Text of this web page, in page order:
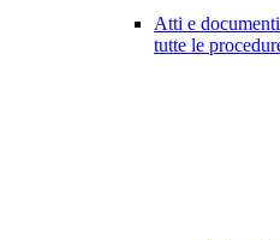
Atti e
tutte le